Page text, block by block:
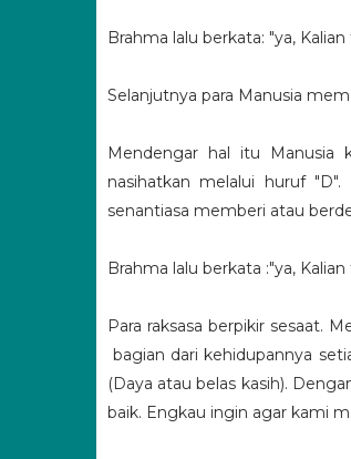
Brahma lalu berkata: "ya,
Selanjutnya para Manusia
Mendengar hal itu Manusia
nasihatkan melalui huruf
senantiasa memberi atau
Brahma lalu berkata :"ya,
Para raksasa berpikir sesaat.
bagian dari kehidupannya
(Daya atau belas kasih).
baik. Engkau ingin agar kami